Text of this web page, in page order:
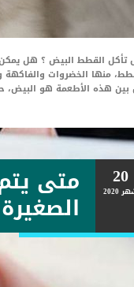
القطط البيض ؟ هل يمكن
منها الخضروات والفاكهة
هذه الأطعمة هو البيض،
20
2020 متى